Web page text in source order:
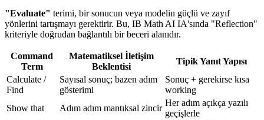
"Evaluate" terimi, bir sonucun veya modelin güçlü ve zayıf
yönlerini tartışmayı gerektirir. Bu, IB Math AI IA'sında "Reflection"
kriteriyle doğrudan bağlantılı bir beceri alanıdır.
Command
Term
Matematiksel İletişim
Beklentisi
Tipik Yanıt Yapısı
Calculate /
Find
Sayısal sonuç; bazen adım
gösterimi
Sonuç + gerekirse kısa
working
Show that
Adım adım mantıksal zincir
Her adım açıkça yazılı
geçişlerle